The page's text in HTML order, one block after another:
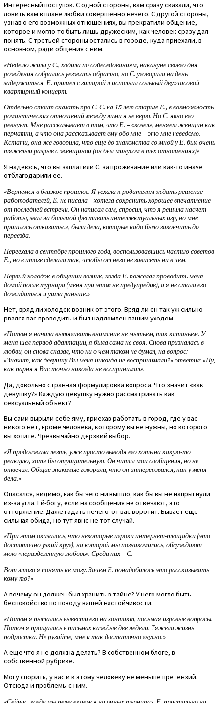
Интересный поступок. С одной стороны, вам сразу сказали, что
ловить вам в плане любви совершенно нечего. С другой стороны,
узнав о его возможных отношениях, вы прекратили общение,
которое и могло-то быть лишь дружеским, как человек сразу дал
понять. С третьей стороны остались в городе, куда приехали, в
основном, ради общения с ним.
«Неделю жила у С., ходила по собеседованиям, накануне своего дня
рождения собралась уезжать обратно, но С. уговорила на день
задержаться. Е. пришел с гитарой и исполнил сольный двухчасовой
квартирный концерт.
Отдельно стоит сказать про С. С. на 15 лет старше Е., в возможность
романтических отношений между ними я не верю. Но С. явно его
ревнует. Мне рассказывает о том, что Е. – «козел», меняет женщин как
перчатки, а что она рассказывает ему обо мне – это мне неведомо.
Кстати, она же говорила, что еще до знакомства со мной у Е. был очень
тяжелый разрыв с женщиной (он был минусом в тех отношениях)»
Я надеюсь, что вы заплатили С. за проживание или как-то иначе
отблагодарили ее.
«Вернемся в близкое прошлое. Я уехала к родителям ждать решение
работодателей, Е. не писала – хотела сохранить хорошее впечатление
от последней встречи. Он написал сам, спросил, что я решила насчет
работы, звал на большой фестиваль интеллектуальных игр, но мне
пришлось отказаться, были дела, которые надо было закончить до
переезда.
Переехала в сентябре прошлого года, воспользовавшись частью советов
Е., но в итоге сделала так, чтобы от него не зависеть ни в чем.
Первый холодок в общении возник, когда Е. пожелал проводить меня
домой после турнира (меня при этом не предупредив), а я не стала его
дожидаться и ушла раньше.»
Нет, вряд ли холодок возник от этого. Вряд ли он так уж сильно
рвался вас проводить и был надломлен вашим уходом.
«Потом я начала вытягивать внимание не мытьем, так катаньем. У
меня шел период адаптации, я была сама не своя. Снова призналась в
любви, он снова сказал, что ни о чем таком не думал, на вопрос:
«Значит, как девушку Вы меня никогда не воспринимали?» ответил: «Ну,
как парня я Вас точно никогда не воспринимал».
Да, довольно странная формулировка вопроса. Что значит «как
девушку?» Каждую девушку нужно рассматривать как
сексуальный объект?
Вы сами вырыли себе яму, приехав работать в город, где у вас
никого нет, кроме человека, которому вы не нужны, но которого
вы хотите. Чрезвычайно дерзкий выбор.
«Я продолжала лезть, уже просто выводя его хоть на какую-то
реакцию, хотя бы отрицательную. Он читал мои сообщения, но не
отвечал. Общие знакомые говорили, что он интересовался, как у меня
дела.»
Опасался, видимо, как бы чего ни вышло, как бы вы не напрыгнули
из-за угла. Ей-богу, если на сообщения не отвечают, это
отторжение. Даже гадать нечего: от вас воротит. Бывает еще
сильная обида, но тут явно не тот случай.
«При этом оказалось, что некоторые игроки интернет-площадки (это
достаточно узкий круг), на которой мы познакомились, обсуждают
мою «неразделенную любовь». Среди них – С.
Вот этого я понять не могу. Зачем Е. понадобилось это рассказывать
кому-то?»
А почему он должен был хранить в тайне? У него могло быть
беспокойство по поводу вашей настойчивости.
«Потом я пыталась вывести его на контакт, посылая игровые вопросы.
Потом я прощалась в письмах каждые две недели. Тяжела жизнь
подростка. Не ругайте, мне и так достаточно гнусно.»
А еще что я не должна делать? В собственном блоге, в
собственной рубрике.
Могу спорить, у вас и к этому человеку не меньше претензий.
Отсюда и проблемы с ним.